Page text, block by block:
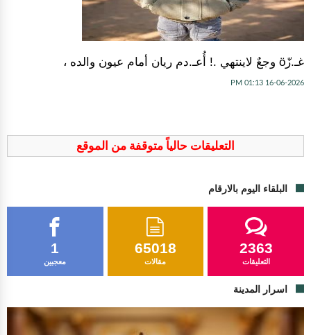
غـ.زّö وجعٌ لاينتهي .! أُعـ.دم ريان أمام عيون والده ،
16-06-2026 01:13 PM
التعليقات حالياً متوقفة من الموقع
البلقاء اليوم بالارقام
1
معجبين
65018
مقالات
2363
التعليقات
اسرار المدينة